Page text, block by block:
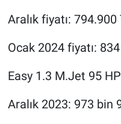
Aralık fiyatı: 794.900
Ocak 2024 fiyatı:
Easy 1.3 M.Jet 95
Aralık 2023: 973 bin